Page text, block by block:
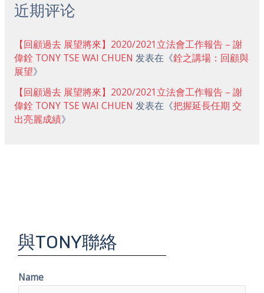
近期评论
【回顧過去 展望將來】2020/2021立法會工作報告 – 謝
偉銓 TONY TSE WAI CHUEN 发表在《銓之講場：回顧與
展望》
【回顧過去 展望將來】2020/2021立法會工作報告 – 謝
偉銓 TONY TSE WAI CHUEN 发表在《把握延長任期 交
出亮麗成績》
與TONY聯絡
Name